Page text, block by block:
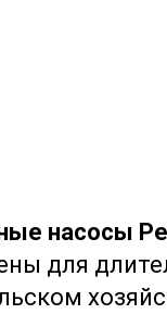
насосы
для